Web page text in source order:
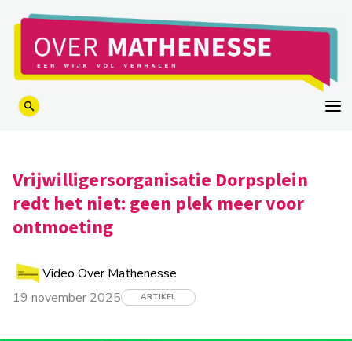
Vrijwilligersorganisatie Dorpsplein
redt het niet: geen plek meer voor
ontmoeting
Video Over Mathenesse
19 november 2025
ARTIKEL